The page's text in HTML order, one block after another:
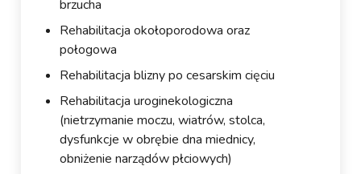
brzucha
Rehabilitacja okołoporodowa oraz
połogowa
Rehabilitacja blizny po cesarskim cięciu
Rehabilitacja uroginekologiczna
(nietrzymanie moczu, wiatrów, stolca,
dysfunkcje w obrębie dna miednicy,
obniżenie narządów płciowych)